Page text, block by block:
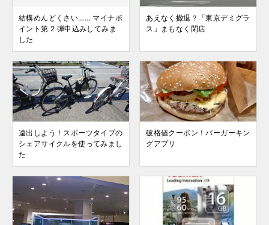
結構めんどくさい…… マイナポ
イント第 2 弾申込みしてみま
した
あえなく撤退？「東京デミグラ
ス」まもなく閉店
遠出しよう！スポーツタイプの
シェアサイクルを使ってみまし
た
破格値クーポン！バーガーキン
グアプリ